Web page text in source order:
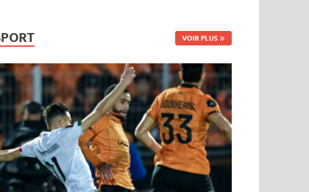
VOIR PLUS